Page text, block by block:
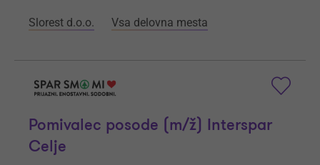
Slorest d.o.o. Vsa delovna mesta
Pomivalec posode (m/ž) Interspar
Celje